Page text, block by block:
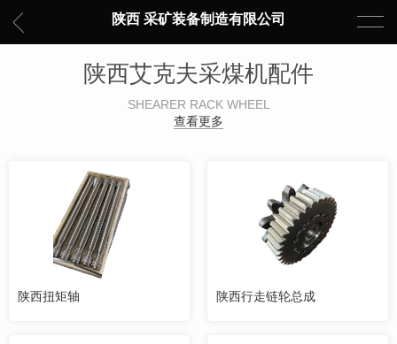
陕西 采矿装备制造有限公司
陕西艾克夫采煤机配件
SHEARER RACK WHEEL
查看更多
陕西扭矩轴 陕西行走链轮总成